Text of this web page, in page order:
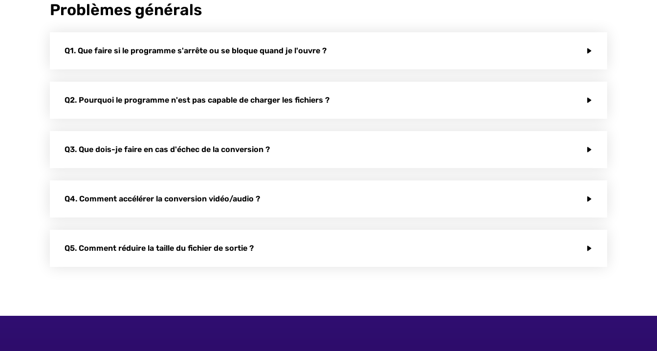
Problèmes générals
Q1. Que faire si le programme s'arrête ou se bloque quand je l'ouvre ?
Q2. Pourquoi le programme n'est pas capable de charger les fichiers ?
Q3. Que dois-je faire en cas d'échec de la conversion ?
Q4. Comment accélérer la conversion vidéo/audio ?
Q5. Comment réduire la taille du fichier de sortie ?